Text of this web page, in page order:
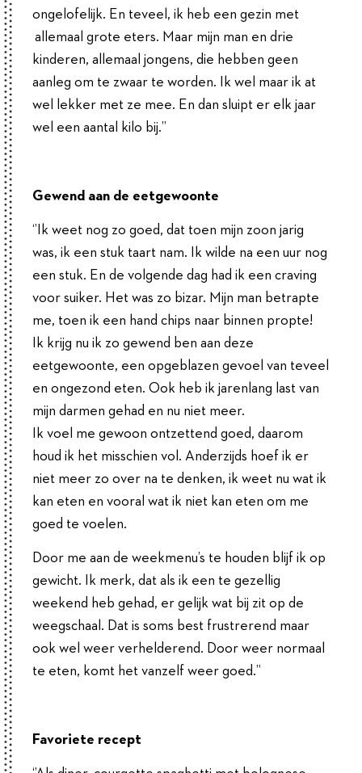
ongelofelijk. En teveel, ik heb een gezin met
allemaal grote eters. Maar mijn man en drie
kinderen, allemaal jongens, die hebben geen
aanleg om te zwaar te worden. Ik wel maar ik at
wel lekker met ze mee. En dan sluipt er elk jaar
wel een aantal kilo bij.’’
Gewend aan de eetgewoonte
‘’Ik weet nog zo goed, dat toen mijn zoon jarig
was, ik een stuk taart nam. Ik wilde na een uur nog
een stuk. En de volgende dag had ik een craving
voor suiker. Het was zo bizar. Mijn man betrapte
me, toen ik een hand chips naar binnen propte!
Ik krijg nu ik zo gewend ben aan deze
eetgewoonte, een opgeblazen gevoel van teveel
en ongezond eten. Ook heb ik jarenlang last van
mijn darmen gehad en nu niet meer.
Ik voel me gewoon ontzettend goed, daarom
houd ik het misschien vol. Anderzijds hoef ik er
niet meer zo over na te denken, ik weet nu wat ik
kan eten en vooral wat ik niet kan eten om me
goed te voelen.
Door me aan de weekmenu’s te houden blijf ik op
gewicht. Ik merk, dat als ik een te gezellig
weekend heb gehad, er gelijk wat bij zit op de
weegschaal. Dat is soms best frustrerend maar
ook wel weer verhelderend. Door weer normaal
te eten, komt het vanzelf weer goed.’’
Favoriete recept